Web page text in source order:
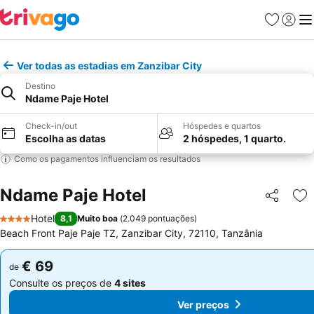
Favoritos
Iniciar
Ver todas as estadias em Zanzibar City
Destino
Ndame Paje Hotel
Check-in/out
Escolha as datas
Hóspedes e quartos
2 hóspedes, 1 quarto.
Como os pagamentos influenciam os resultados
Ndame Paje Hotel Partilhar
4 Estrelas
Hotel 8,1 Muito boa (2.049 pontuações)
Beach Front Paje Paje TZ, Zanzibar City, 72110, Tanzânia
de € 69
Consulte os preços de 4 sites
de € 69
Consulte os preços de 4 sites
Ver preços